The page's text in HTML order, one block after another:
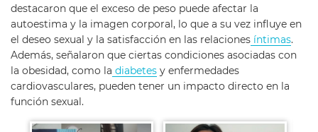
destacaron que el exceso de peso puede afectar la
autoestima y la imagen corporal, lo que a su vez influye en
el deseo sexual y la satisfacción en las relaciones íntimas.
Además, señalaron que ciertas condiciones asociadas con
la obesidad, como la diabetes y enfermedades
cardiovasculares, pueden tener un impacto directo en la
función sexual.